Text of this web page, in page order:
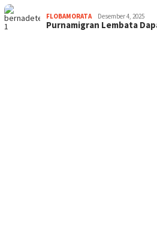
FLOBAMORATA Desember 4, 2025
Purnamigran Lembata